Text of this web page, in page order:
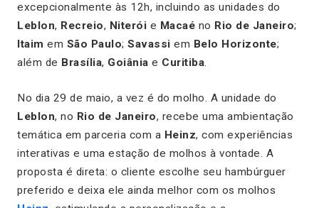
excepcionalmente às 12h, incluindo as unidades do
Leblon, Recreio, Niterói e Macaé no Rio de Janeiro;
Itaim em São Paulo; Savassi em Belo Horizonte;
além de Brasília, Goiânia e Curitiba.
No dia 29 de maio, a vez é do molho. A unidade do
Leblon, no Rio de Janeiro, recebe uma ambientação
temática em parceria com a Heinz, com experiências
interativas e uma estação de molhos à vontade. A
proposta é direta: o cliente escolhe seu hambúrguer
preferido e deixa ele ainda melhor com os molhos